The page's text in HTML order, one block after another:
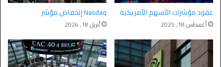
عقود مؤشرات الأسهم الأمريكية
أغسطس 18, 2025
Nasdaq إنخفاض مؤشر
أبريل 18, 2024